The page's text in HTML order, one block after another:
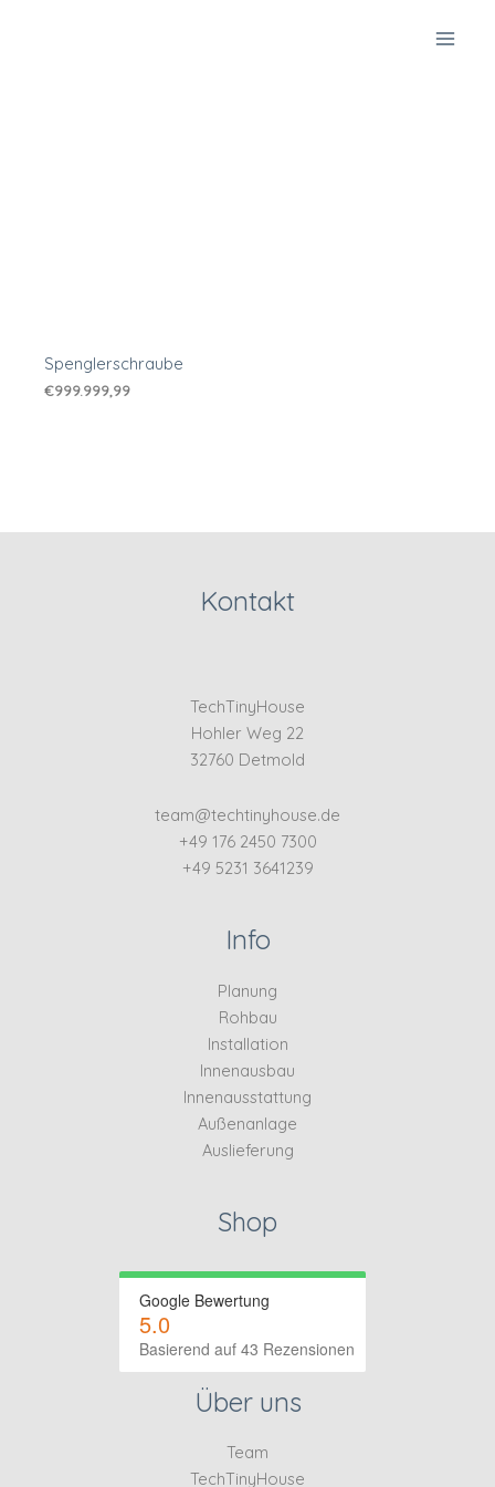
Spenglerschraube
€999.999,99
Kontakt
TechTinyHouse
Hohler Weg 22
32760 Detmold
team@techtinyhouse.de
+49 176 2450 7300
+49 5231 3641239
Info
Planung
Rohbau
Installation
Innenausbau
Innenausstattung
Außenanlage
Auslieferung
Shop
Google Bewertung
5.0
Basierend auf 43 Rezensionen
Über uns
Team
TechTinyHouse